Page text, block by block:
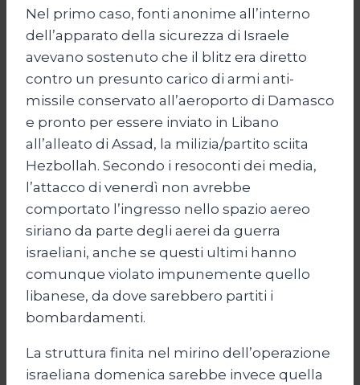
Nel primo caso, fonti anonime all’interno
dell’apparato della sicurezza di Israele
avevano sostenuto che il blitz era diretto
contro un presunto carico di armi anti-
missile conservato all’aeroporto di Damasco
e pronto per essere inviato in Libano
all’alleato di Assad, la milizia/partito sciita
Hezbollah. Secondo i resoconti dei media,
l’attacco di venerdì non avrebbe
comportato l’ingresso nello spazio aereo
siriano da parte degli aerei da guerra
israeliani, anche se questi ultimi hanno
comunque violato impunemente quello
libanese, da dove sarebbero partiti i
bombardamenti.
La struttura finita nel mirino dell’operazione
israeliana domenica sarebbe invece quella